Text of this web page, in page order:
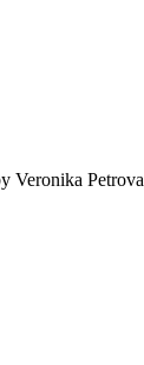
Veronika Petrova